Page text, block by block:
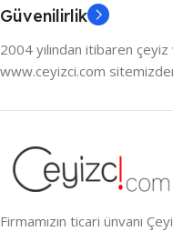
Güvenilirlik
2004 yılından itibaren
www.ceyizci.com sitemizden
Firmamızın ticari ünvanı